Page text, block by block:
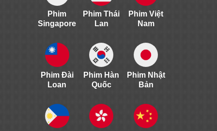
Phim
Singapore
Phim Thái
Lan
Phim Việt
Nam
Phim Đài
Loan
Phim Hàn
Quốc
Phim Nhật
Bản